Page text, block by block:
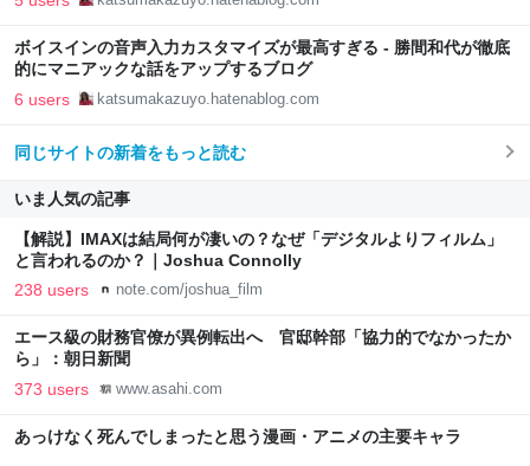
ボイスインの音声入力カスタマイズが最高すぎる - 勝間和代が徹底
的にマニアックな話をアップするブログ
6 users katsumakazuyo.hatenablog.com
同じサイトの新着をもっと読む
いま人気の記事
【解説】IMAXは結局何が凄いの？なぜ「デジタルよりフィルム」
と言われるのか？｜Joshua Connolly
238 users note.com/joshua_film
エース級の財務官僚が異例転出へ 官邸幹部「協力的でなかったか
ら」：朝日新聞
373 users www.asahi.com
あっけなく死んでしまったと思う漫画・アニメの主要キャラ